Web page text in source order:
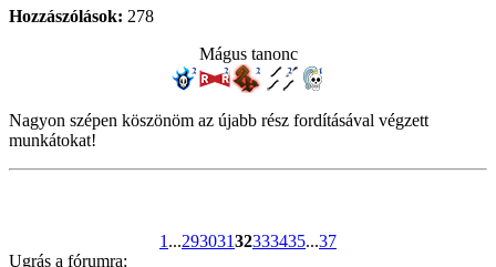
Hozzászólások: 278
Mágus tanonc
Nagyon szépen köszönöm az újabb rész fordításával végzett
munkátokat!
1 ...29303132333435...37
Ugrás a fórumra: